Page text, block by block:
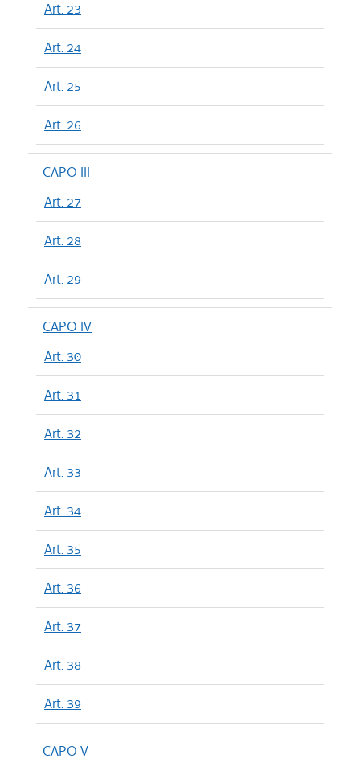
Art. 23
Art. 24
Art. 25
Art. 26
CAPO III
Art. 27
Art. 28
Art. 29
CAPO IV
Art. 30
Art. 31
Art. 32
Art. 33
Art. 34
Art. 35
Art. 36
Art. 37
Art. 38
Art. 39
CAPO V